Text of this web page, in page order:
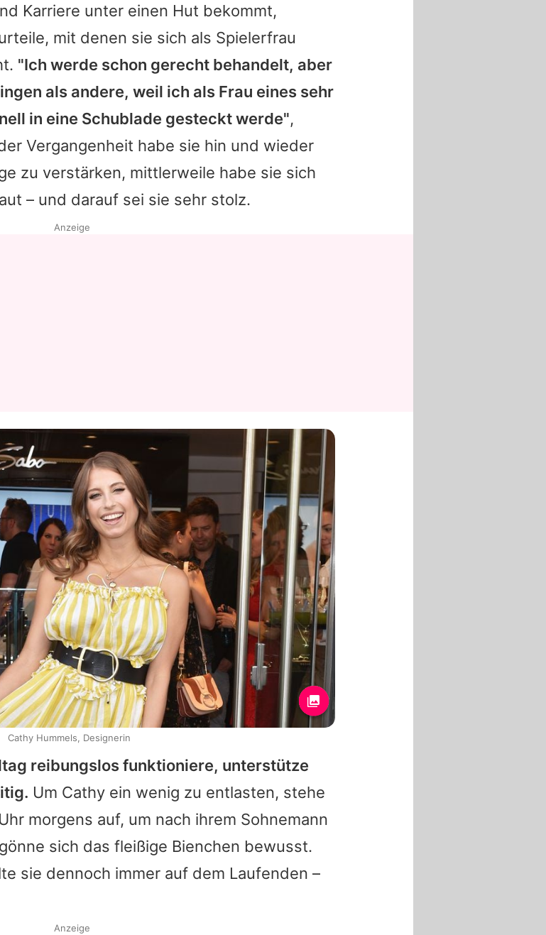
Karriere unter einen Hut bekommt,
mit denen sie sich als Spielerfrau
"Ich werde schon gerecht behandelt, aber
als andere, weil ich als Frau eines sehr
in eine Schublade gesteckt werde",
Vergangenheit habe sie hin und wieder
zu verstärken, mittlerweile habe sie sich
– und darauf sei sie sehr stolz.
reibungslos funktioniere, unterstütze
Um Cathy ein wenig zu entlasten, stehe
morgens auf, um nach ihrem Sohnemann
sich das fleißige Bienchen bewusst.
sie dennoch immer auf dem Laufenden –
Anzeige
Cathy Hummels, Designerin
Anzeige